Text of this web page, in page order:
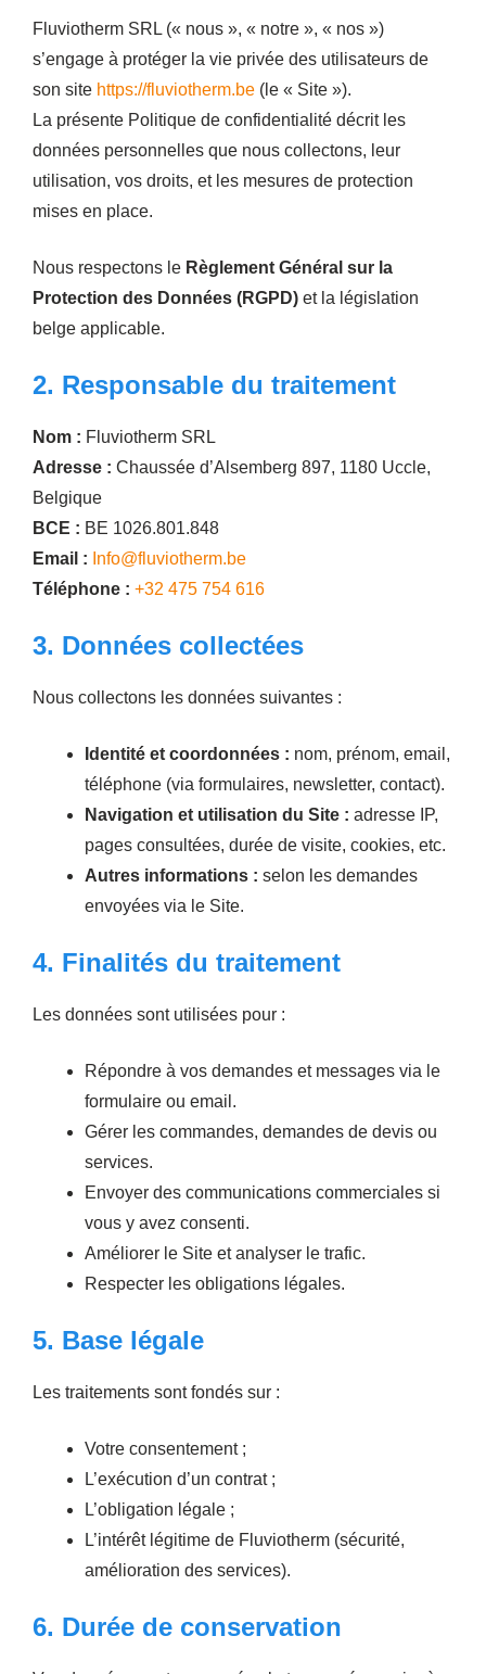
Fluviotherm SRL (« nous », « notre », « nos »)
s’engage à protéger la vie privée des utilisateurs de
son site https://fluviotherm.be (le « Site »).
La présente Politique de confidentialité décrit les
données personnelles que nous collectons, leur
utilisation, vos droits, et les mesures de protection
mises en place.
Nous respectons le Règlement Général sur la
Protection des Données (RGPD) et la législation
belge applicable.
2. Responsable du traitement
Nom : Fluviotherm SRL
Adresse : Chaussée d’Alsemberg 897, 1180 Uccle,
Belgique
BCE : BE 1026.801.848
Email : Info@fluviotherm.be
Téléphone : +32 475 754 616
3. Données collectées
Nous collectons les données suivantes :
Identité et coordonnées : nom, prénom, email,
téléphone (via formulaires, newsletter, contact).
Navigation et utilisation du Site : adresse IP,
pages consultées, durée de visite, cookies, etc.
Autres informations : selon les demandes
envoyées via le Site.
4. Finalités du traitement
Les données sont utilisées pour :
Répondre à vos demandes et messages via le
formulaire ou email.
Gérer les commandes, demandes de devis ou
services.
Envoyer des communications commerciales si
vous y avez consenti.
Améliorer le Site et analyser le trafic.
Respecter les obligations légales.
5. Base légale
Les traitements sont fondés sur :
Votre consentement ;
L’exécution d’un contrat ;
L’obligation légale ;
L’intérêt légitime de Fluviotherm (sécurité,
amélioration des services).
6. Durée de conservation